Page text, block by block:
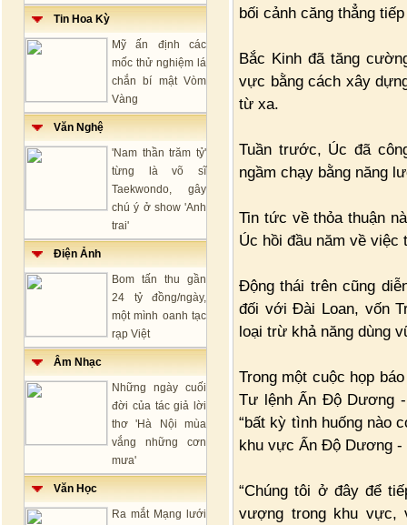
Tin Hoa Kỳ
Mỹ ấn định các
mốc thử nghiệm lá
chắn bí mật Vòm
Vàng
Văn Nghệ
'Nam thần trăm tỷ'
từng là võ sĩ
Taekwondo, gây
chú ý ở show 'Anh
trai'
Điện Ảnh
Bom tấn thu gần
24 tỷ đồng/ngày,
một mình oanh tạc
rạp Việt
Âm Nhạc
Những ngày cuối
đời của tác giả lời
thơ 'Hà Nội mùa
vắng những cơn
mưa'
Văn Học
Ra mắt Mạng lưới
bối cảnh căng thẳng
Bắc Kinh đã tăng
vực bằng cách xây
từ xa.
Tuần trước, Úc đã
ngầm chạy bằng năng
Tin tức về thỏa thuận
Úc hồi đầu năm về
Động thái trên cũng
đối với Đài Loan, vốn
loại trừ khả năng dùng
Trong một cuộc họp
Tư lệnh Ấn Độ Dương
“bất kỳ tình huống nào
khu vực Ấn Độ Dương
“Chúng tôi ở đây để
vượng trong khu vực,